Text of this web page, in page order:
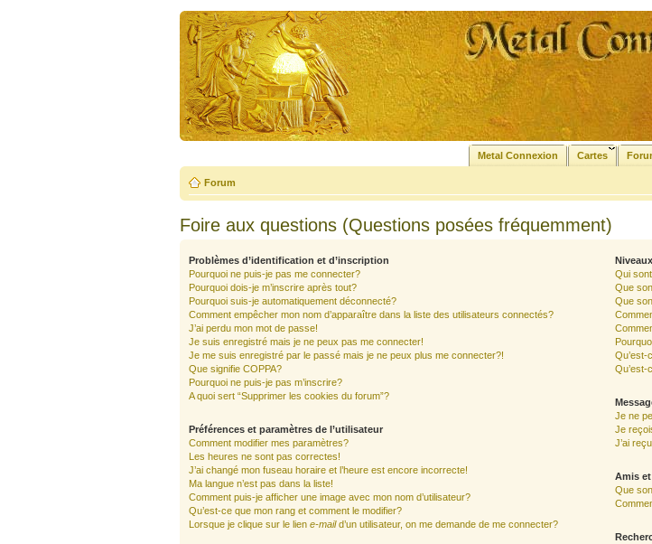
Metal Connexion Cartes
Forum
Foire aux questions (Questions posées fréquemment)
Problèmes d’identification et d’inscription
Pourquoi ne puis-je pas me connecter?
Pourquoi dois-je m’inscrire après tout?
Pourquoi suis-je automatiquement déconnecté?
Comment empêcher mon nom d’apparaître dans la liste des utilisateurs connectés?
J’ai perdu mon mot de passe!
Je suis enregistré mais je ne peux pas me connecter!
Je me suis enregistré par le passé mais je ne peux plus me connecter?!
Que signifie COPPA?
Pourquoi ne puis-je pas m’inscrire?
A quoi sert “Supprimer les cookies du forum”?
Préférences et paramètres de l’utilisateur
Comment modifier mes paramètres?
Les heures ne sont pas correctes!
J’ai changé mon fuseau horaire et l’heure est encore incorrecte!
Ma langue n’est pas dans la liste!
Comment puis-je afficher une image avec mon nom d’utilisateur?
Qu’est-ce que mon rang et comment le modifier?
Lorsque je clique sur le lien e-maild’un utilisateur, on me demande de me connecter?
Qui
Que
Que
Qu’est-
Qu’est-
Je ne
Je
J’ai
Amis
Que